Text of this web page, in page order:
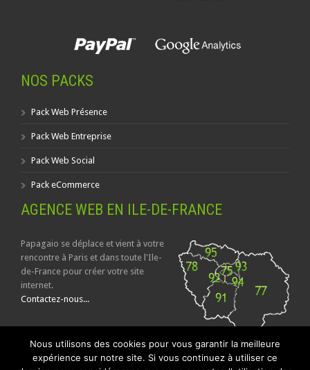
NOS PACKS
Pack Web Présence
Pack Web Entreprise
Pack Web Social
Pack eCommerce
AGENCE WEB EN ILE-DE-FRANCE
Papagaio se déplace et vient à votre
rencontre à Paris et dans toute l'Ile-
de-France pour créer votre site
internet.
Contactez-nous...
Nous utilisons des cookies pour vous garantir la meilleure
expérience sur notre site. Si vous continuez à utiliser ce